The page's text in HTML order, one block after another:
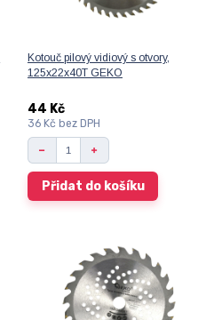
Kotouč pilový vidiový s otvory,
125x22x40T GEKO
44 Kč
36 Kč bez DPH
Přidat do košíku